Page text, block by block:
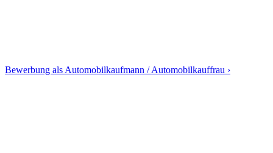
Bewerbung als Automobilkaufmann / Automobilkauffrau ›